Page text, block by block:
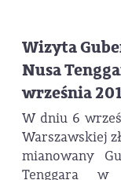
Wizyta
Nusa
września
W dniu 6
Warszawskiej
mianowany
Tenggara w